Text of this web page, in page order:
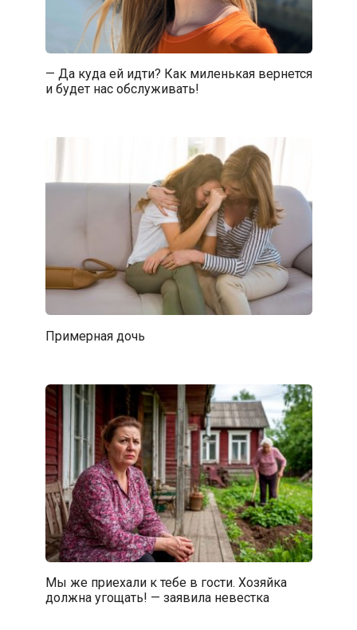
— Да куда ей идти? Как миленькая вернется
и будет нас обслуживать!
Примерная дочь
Мы же приехали к тебе в гости. Хозяйка
должна угощать! — заявила невестка